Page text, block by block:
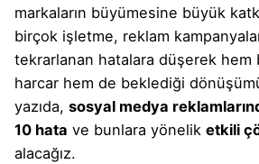
markaların büyümesine büyük
birçok işletme, reklam
tekrarlanan hatalara düşerek hem
harcar hem de beklediği
yazıda, sosyal medya
10 hata ve bunlara yönelik etkili
alacağız.